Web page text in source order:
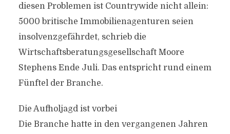
diesen Problemen ist Countrywide nicht allein:
5000 britische Immobilienagenturen seien
insolvenzgefährdet, schrieb die
Wirtschaftsberatungsgesellschaft Moore
Stephens Ende Juli. Das entspricht rund einem
Fünftel der Branche.
Die Aufholjagd ist vorbei
Die Branche hatte in den vergangenen Jahren